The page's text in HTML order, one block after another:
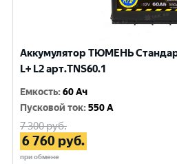
Аккумулятор ТЮМЕНЬ
L+ L2 арт.TNS60.1
Емкость:60 Ач
Пусковой ток:550 A
7 300руб.
6 760 руб.
при обмене